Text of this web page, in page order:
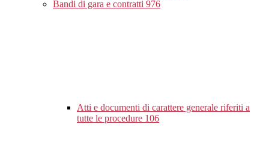
Bandi di gara e contratti 976
Atti e documenti di carattere generale riferiti a
tutte le procedure 106